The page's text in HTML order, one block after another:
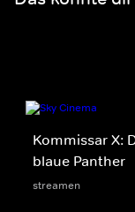
Kommissar X:
blaue Panther
streamen